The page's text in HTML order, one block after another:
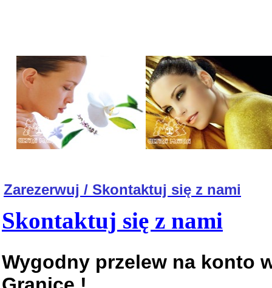
Zarezerwuj / Skontaktuj się z nami
Skontaktuj się z nami
Wygodny przelew na konto